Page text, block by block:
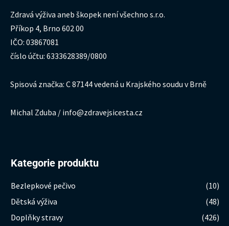
Zdravá výživa aneb škopek není všechno s.r.o.
Příkop 4, Brno 602 00
IČO: 03867081
číslo účtu: 6333628389/0800
Spisová značka: C 87144 vedená u Krajského soudu v Brně
Michal Zduba / info@zdravejsicesta.cz
Kategorie produktu
Bezlepkové pečivo
(10)
Dětská výživa
(48)
Doplňky stravy
(426)